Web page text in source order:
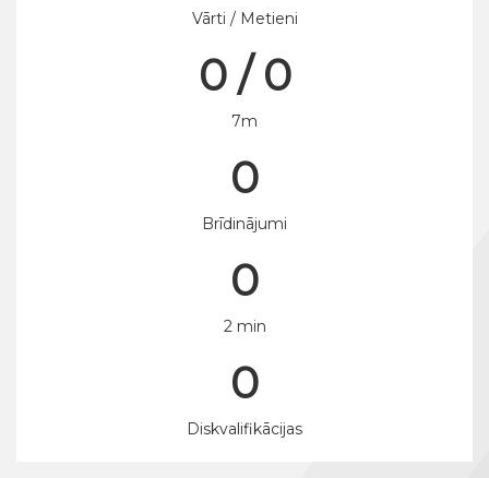
Vārti / Metieni
0 / 0
7m
0
Brīdinājumi
0
2 min
0
Diskvalifikācijas